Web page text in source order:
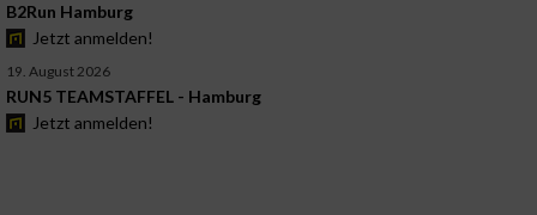
B2Run Hamburg
Jetzt anmelden!
19. August 2026
RUN5 TEAMSTAFFEL - Hamburg
Jetzt anmelden!